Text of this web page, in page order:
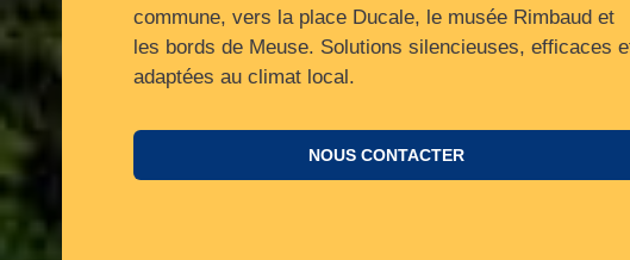
commune, vers la place Ducale, le musée Rimbaud et
les bords de Meuse. Solutions silencieuses, efficaces
adaptées au climat local.
NOUS CONTACTER